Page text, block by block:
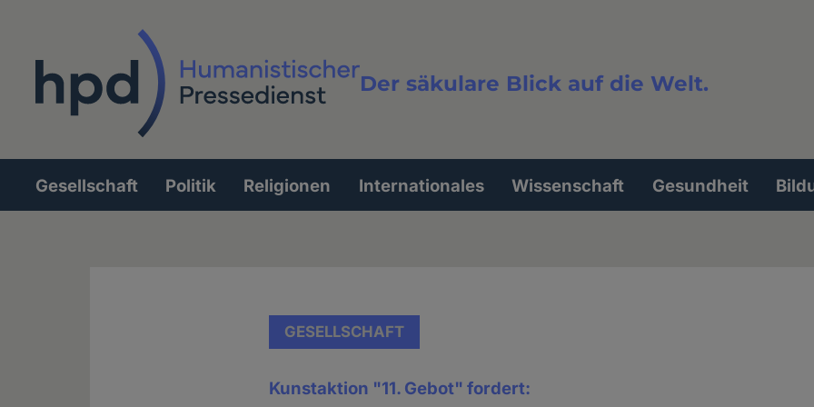
Der säkulare Blick auf die Welt.
Volltextsuche
Hauptnavigation
Gesellschaft Politik Religionen Internationales Wissenschaft Gesundheit
GESELLSCHAFT
Kunstaktion "11. Gebot" fordert: